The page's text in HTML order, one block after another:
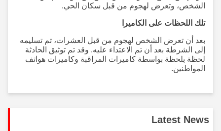
الشخص، وتعرض لهجوم من قبل سكان الحي.
تلك اللحظات على الكاميرا
بعد أن تعرض الشخص لهجوم من قبل العشرات، تم تسليمه
إلى الشرطة بعد أن تم الاعتداء عليه. وقد تم توثيق الحادثة
لحظة بلحظة بواسطة كاميرات المراقبة وكاميرات هواتف
المواطنين.
Latest News